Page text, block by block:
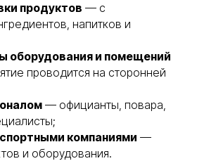
продуктов — с
напитков и
оборудования и помещений
проводится на сторонней
— официанты, повара,
компаниями —
и оборудования.